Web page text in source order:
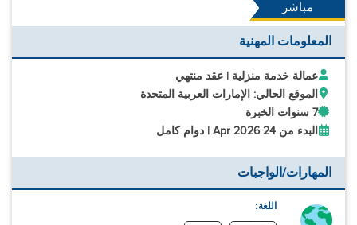
مباشر
المعلومات المهنية
عمالة خدمة منزلية | عقد منتهي
الموقع الحالي: الإمارات العربية المتحدة
7 سنوات الخبرة
البدء من 24 Apr 2026 | دوام كامل
المهارات/الواجبات
اللغة: